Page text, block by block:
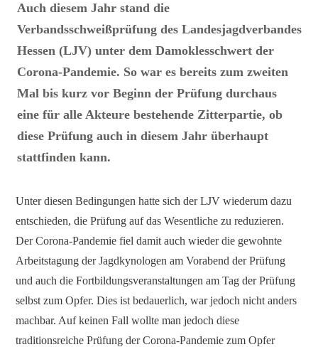
Auch diesem Jahr stand die
Verbandsschweißprüfung des Landesjagdverbandes
Hessen (LJV) unter dem Damoklesschwert der
Corona-Pandemie. So war es bereits zum zweiten
Mal bis kurz vor Beginn der Prüfung durchaus
eine für alle Akteure bestehende Zitterpartie, ob
diese Prüfung auch in diesem Jahr überhaupt
stattfinden kann.
Unter diesen Bedingungen hatte sich der LJV wiederum dazu
entschieden, die Prüfung auf das Wesentliche zu reduzieren.
Der Corona-Pandemie fiel damit auch wieder die gewohnte
Arbeitstagung der Jagdkynologen am Vorabend der Prüfung
und auch die Fortbildungsveranstaltungen am Tag der Prüfung
selbst zum Opfer. Dies ist bedauerlich, war jedoch nicht anders
machbar. Auf keinen Fall wollte man jedoch diese
traditionsreiche Prüfung der Corona-Pandemie zum Opfer